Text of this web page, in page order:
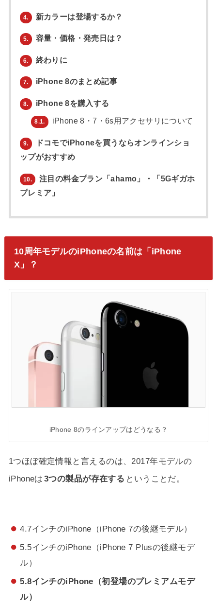
4. 新カラーは登場するか？
5. 容量・価格・発売日は？
6. 終わりに
7. iPhone 8のまとめ記事
8. iPhone 8を購入する
8.1. iPhone 8・7・6s用アクセサリについて
9.
ドコモでiPhoneを買うならオンラインショ
ップがおすすめ
10.
注目の料金プラン「ahamo」・「5Gギガホ
プレミア」
10周年モデルのiPhoneの名前は「iPhone
X」？
iPhone 8のラインアップはどうなる？
1つほぼ確定情報と言えるのは、2017年モデルの
iPhoneは 3つの製品が存在する ということだ。
4.7インチのiPhone（iPhone 7の後継モデル）
5.5インチのiPhone（iPhone 7 Plusの後継モデ
ル）
5.8インチのiPhone（初登場のプレミアムモデ
ル）